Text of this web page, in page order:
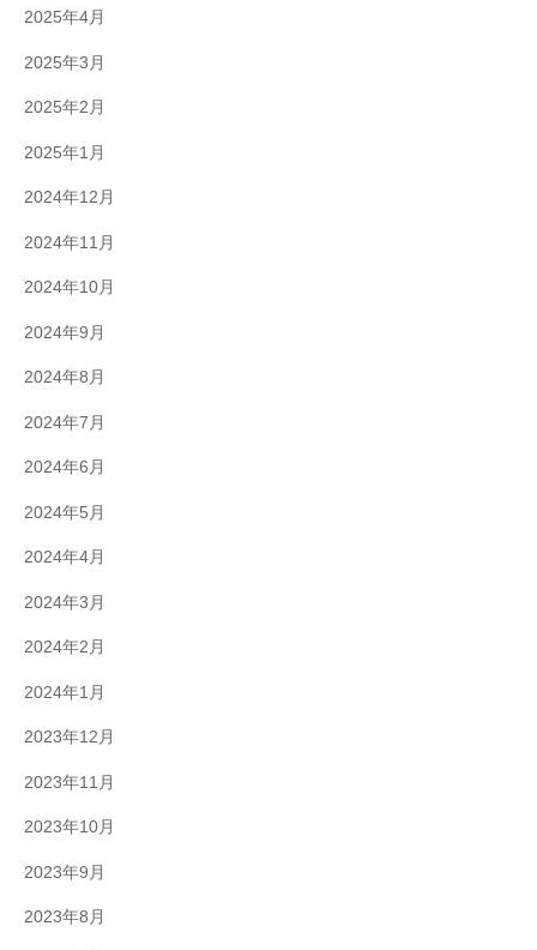
2025年4月
2025年3月
2025年2月
2025年1月
2024年12月
2024年11月
2024年10月
2024年9月
2024年8月
2024年7月
2024年6月
2024年5月
2024年4月
2024年3月
2024年2月
2024年1月
2023年12月
2023年11月
2023年10月
2023年9月
2023年8月